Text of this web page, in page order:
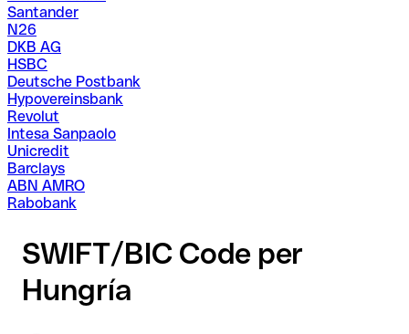
Santander
N26
DKB AG
HSBC
Deutsche Postbank
Hypovereinsbank
Revolut
Intesa Sanpaolo
Unicredit
Barclays
ABN AMRO
Rabobank
SWIFT/BIC Code per
Hungría